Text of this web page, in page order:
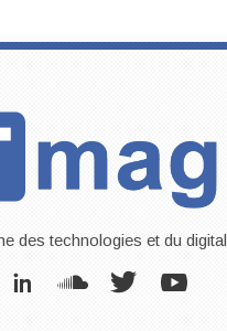
des technologies et du digital